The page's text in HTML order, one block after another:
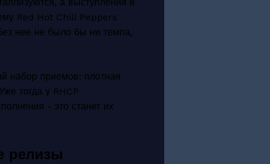
а выступления в
Red Hot Chili Peppers
нее не было бы ни темпа,
набор приемов: плотная
тогда у RHCP
- это станет их
релизы